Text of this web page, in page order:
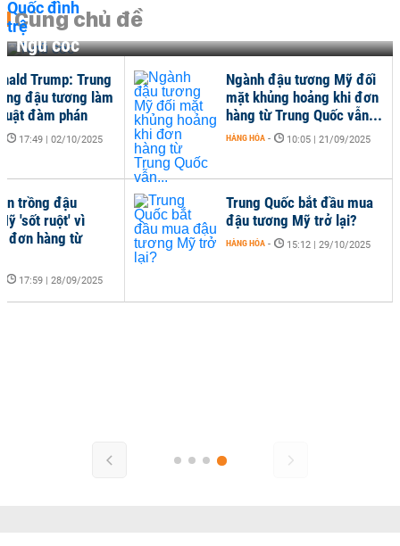
Cùng chủ đề
Ngũ cốc
Trung Quốc bắt đầu mua
đậu tương Mỹ trở lại?
HÀNG HÓA - 15:12 | 29/10/2025
Trump: Trung
đậu tương làm
đàm phán
17:49 | 02/10/2025
trồng đậu
'sốt ruột' vì
đơn hàng từ
17:59 | 28/09/2025
Ngành đậu tương Mỹ đối
mặt khủng hoảng khi đơn
hàng từ Trung Quốc vẫn...
HÀNG HÓA - 10:05 | 21/09/2025